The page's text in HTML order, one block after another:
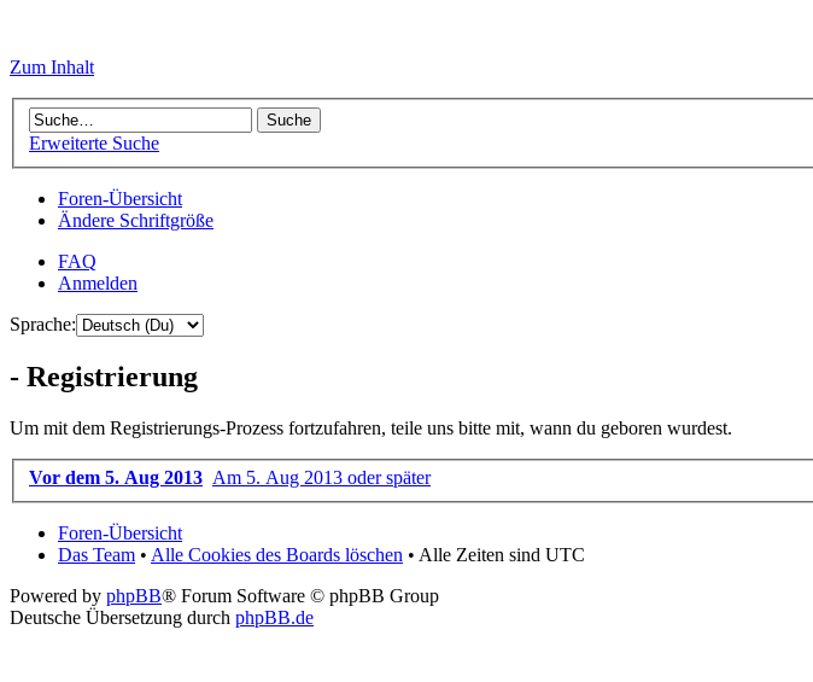
Zum Inhalt
Erweiterte Suche
Foren-Übersicht
Ändere Schriftgröße
FAQ
Anmelden
Sprache:
- Registrierung
Um mit dem Registrierungs-Prozess fortzufahren, teile uns bitte mit, wann du geboren wurdest.
Vor dem 5. Aug 2013 Am 5. Aug 2013 oder später
Foren-Übersicht
Das Team • Alle Cookies des Boards löschen • Alle Zeiten sind UTC
Powered by phpBB® Forum Software © phpBB Group
Deutsche Übersetzung durch phpBB.de